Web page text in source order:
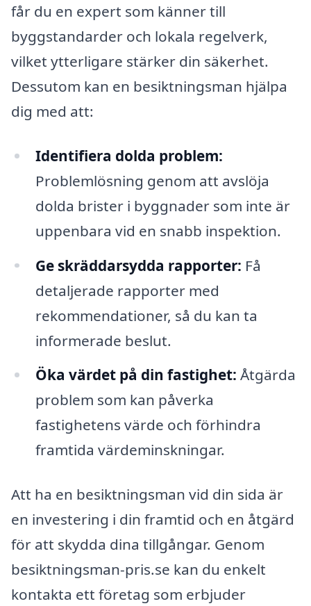
får du en expert som känner till
byggstandarder och lokala regelverk,
vilket ytterligare stärker din säkerhet.
Dessutom kan en besiktningsman hjälpa
dig med att:
Identifiera dolda problem:
Problemlösning genom att avslöja
dolda brister i byggnader som inte är
uppenbara vid en snabb inspektion.
Ge skräddarsydda rapporter: Få
detaljerade rapporter med
rekommendationer, så du kan ta
informerade beslut.
Öka värdet på din fastighet: Åtgärda
problem som kan påverka
fastighetens värde och förhindra
framtida värdeminskningar.
Att ha en besiktningsman vid din sida är
en investering i din framtid och en åtgärd
för att skydda dina tillgångar. Genom
besiktningsman-pris.se kan du enkelt
kontakta ett företag som erbjuder